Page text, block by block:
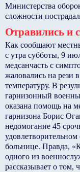
Министерства
сложности
Отравились и
Как сообщают
с утра субботы, 9
медсанчасть с
жаловались на рези
температуру. В
гарнизонный
оказана помощь на
гарнизона Борис
недомогание 45
больнице. Правда,
одного из
рассказывает о том,